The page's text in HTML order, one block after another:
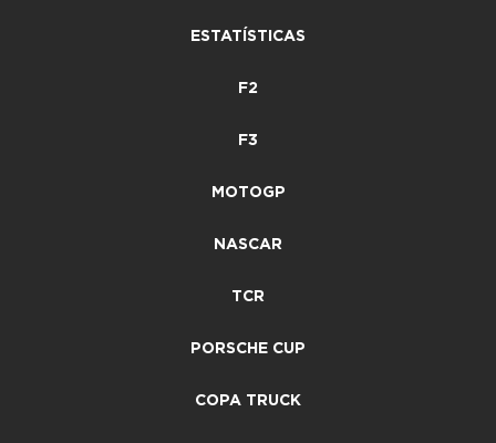
ESTATÍSTICAS
F2
F3
MOTOGP
NASCAR
TCR
PORSCHE CUP
COPA TRUCK